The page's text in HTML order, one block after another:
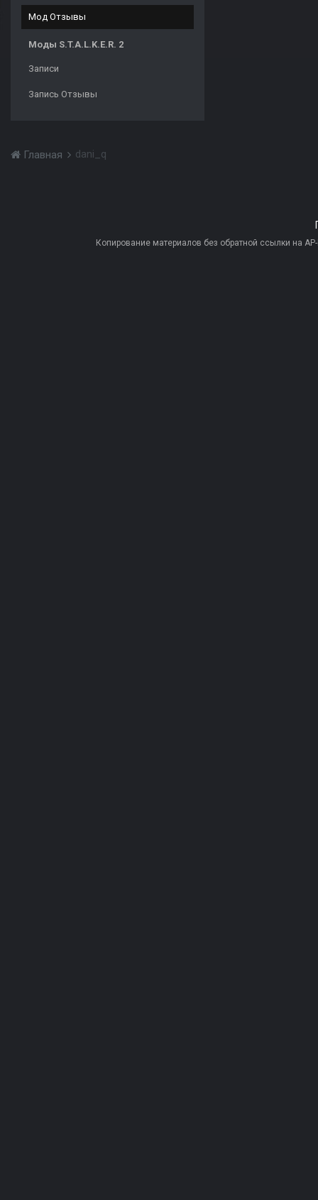
Мод Отзывы
Моды S.T.A.L.K.E.R. 2
Записи
Запись Отзывы
Главная dani_q
Копирование материалов без обратной ссылки на